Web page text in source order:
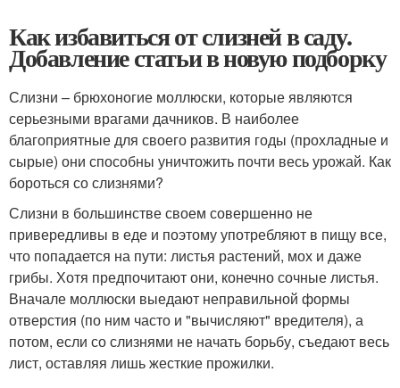
Как избавиться от слизней в саду.
Добавление статьи в новую подборку
Слизни – брюхоногие моллюски, которые являются
серьезными врагами дачников. В наиболее
благоприятные для своего развития годы (прохладные и
сырые) они способны уничтожить почти весь урожай. Как
бороться со слизнями?
Слизни в большинстве своем совершенно не
привередливы в еде и поэтому употребляют в пищу все,
что попадается на пути: листья растений, мох и даже
грибы. Хотя предпочитают они, конечно сочные листья.
Вначале моллюски выедают неправильной формы
отверстия (по ним часто и "вычисляют" вредителя), а
потом, если со слизнями не начать борьбу, съедают весь
лист, оставляя лишь жесткие прожилки.